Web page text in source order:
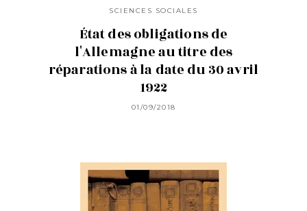
SCIENCES SOCIALES
État des obligations de
l'Allemagne au titre des
réparations à la date du 30 avril
1922
01/09/2018